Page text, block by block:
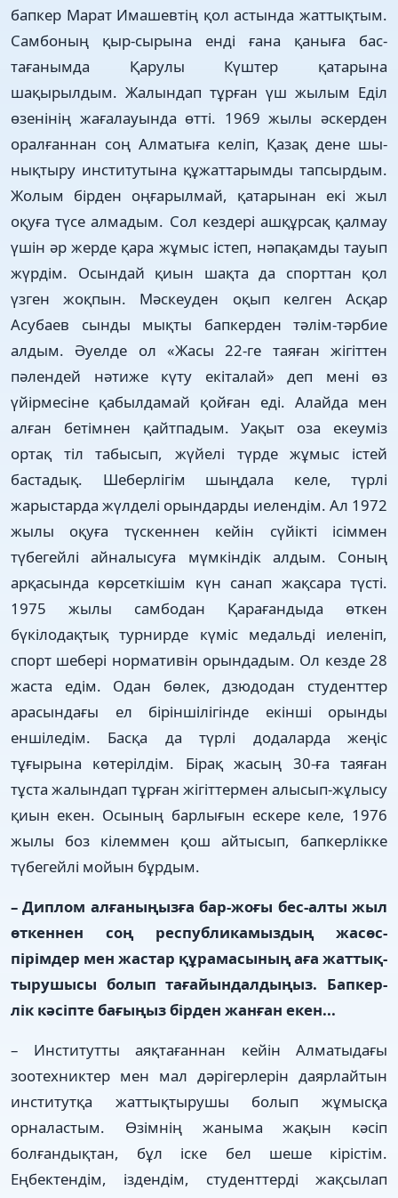
бапкер­­ Марат Имашевтің қол ас­тын­да жаттықтым.
Сам­­боның қыр-­сырына енді ғана қа­ныға бас­
тағанымда Қарулы Күштер қа­тарына
шақырылдым. Жалын­дап тұрған үш жылым Еділ
өзе­нінің жағалауында өтті. 1969 жы­лы әскерден
оралғаннан соң Алматыға келіп, Қазақ де­не шы­
нықтыру институтына құ­­жаттарымды тапсырдым.
Жо­­лым бірден оңғарылмай, қа­тарынан екі жыл
оқуға түсе алмадым. Сол кездері ашқұрсақ қал­мау
үшін әр жерде қара жұ­­мыс істеп, нәпақамды тауып
жүрдім. Осындай қиын шақта да­ спорттан қол
үзген жоқпын. Мәс­кеуден оқып келген Асқар
Асубаев сынды мықты бапкерден тәлім-тәрбие
алдым. Әуелде ол «Жасы 22-ге таяған жі­гіттен
пәлендей нәтиже күту екіталай» деп мені өз
үйірмесіне қабылдамай қойған еді. Алайда мен
алған бетімнен қайтпадым. Уақыт оза екеуміз
ортақ тіл табысып, жүйелі түрде жұмыс істей
бастадық. Шеберлігім шың­дала келе, түрлі
жарыстарда жүлделі орындарды иелендім. Ал 1972
жылы оқуға түскеннен кейін сүйікті ісіммен
түбегейлі айналысуға мүмкіндік алдым. Соның
арқасында көрсеткішім күн санап жақсара түсті.
1975 жылы самбодан Қарағандыда өт­кен
бүкілодақтық турнирде күміс медальді иеленіп,
спорт шебері нормативін орындадым. Ол кезде 28
жаста едім. Одан бөлек, дзюдодан студенттер
арасындағы ел біріншілігінде екінші орынды
еншіледім. Басқа да түрлі додаларда жеңіс
тұғырына көтерілдім. Бірақ жасың 30-ға таяған
тұста жалындап тұрған жігіттермен алысып-жұлысу
қиын екен. Осы­ның барлығын ескере келе, 1976
жылы боз кілеммен қош айты­сып, бапкерлікке
түбегейлі мо­йын­ бұрдым.
– Диплом алғаныңызға бар-жоғы бес-алты жыл
өткеннен соң республикамыздың жас­­­­өс­­
пірімдер мен жас­тар құ­ра­­ма­сының аға жаттық­
ты­ру­шы­­сы болып тағайын­дал­дыңыз. Бап­кер­
лік кәсіпте бағыңыз бірден жан­ған екен...
– Институтты аяқтағаннан кейін Алматыдағы
зоотехниктер мен мал дәрігерлерін даярлайтын
институтқа жаттықтырушы болып жұмысқа
орналастым. Өзімнің жаныма жақын кәсіп
болғандықтан, бұл іске бел шеше кірістім.
Еңбектендім, іздендім, студенттерді жақсылап